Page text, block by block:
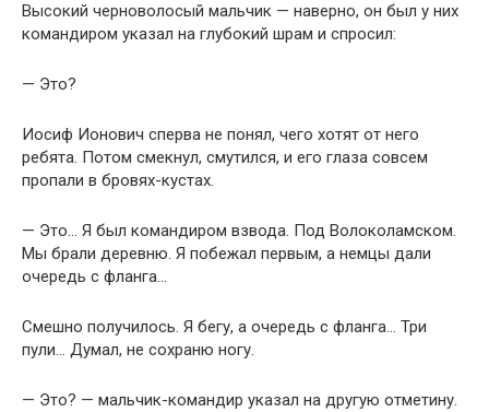
Высокий черноволосый мальчик — наверно, он был у них
командиром указал на глубокий шрам и спросил:
— Это?
Иосиф Ионович сперва не понял, чего хотят от него
ребята. Потом смекнул, смутился, и его глаза совсем
пропали в бровях-кустах.
— Это… Я был командиром взвода. Под Волоколамском.
Мы брали деревню. Я побежал первым, а немцы дали
очередь с фланга…
Смешно получилось. Я бегу, а очередь с фланга… Три
пули… Думал, не сохраню ногу.
— Это? — мальчик-командир указал на другую отметину.